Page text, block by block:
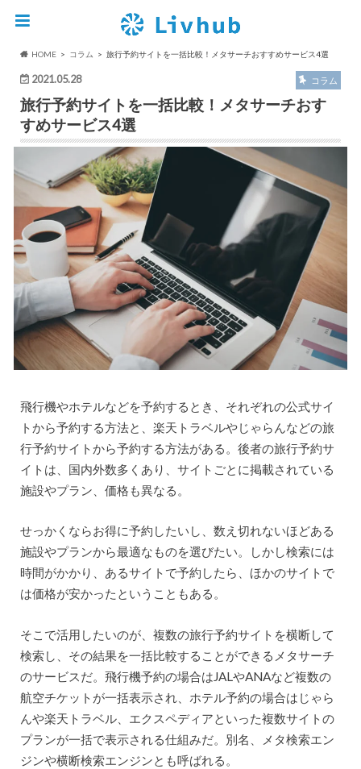
HOME コラム 旅行予約サイトを一括比較！メタサーチおすすめサービス4選
2021.05.28 コラム
旅行予約サイトを一括比較！メタサーチおす
すめサービス4選
飛行機やホテルなどを予約するとき、それぞれの公式サイ
トから予約する方法と、楽天トラベルやじゃらんなどの旅
行予約サイトから予約する方法がある。後者の旅行予約サ
イトは、国内外数多くあり、サイトごとに掲載されている
施設やプラン、価格も異なる。
せっかくならお得に予約したいし、数え切れないほどある
施設やプランから最適なものを選びたい。しかし検索には
時間がかかり、あるサイトで予約したら、ほかのサイトで
は価格が安かったということもある。
そこで活用したいのが、複数の旅行予約サイトを横断して
検索し、その結果を一括比較することができるメタサーチ
のサービスだ。飛行機予約の場合はJALやANAなど複数の
航空チケットが一括表示され、ホテル予約の場合はじゃら
んや楽天トラベル、エクスペディアといった複数サイトの
プランが一括で表示される仕組みだ。別名、メタ検索エン
ジンや横断検索エンジンとも呼ばれる。